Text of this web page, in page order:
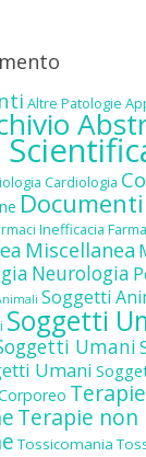
Altre Patologie
Cardiologia
Documenti
Inefficacia
Miscellanea
Neurologia
Soggetti
Soggetti
Umani
Umani
Terapie non
Tossicomania